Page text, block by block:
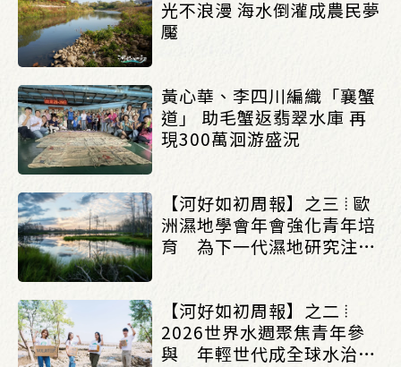
光不浪漫 海水倒灌成農民夢
魘
黃心華、李四川編織「襄蟹
道」 助毛蟹返翡翠水庫 再
現300萬洄游盛況
【河好如初周報】之三 ⦙ 歐
洲濕地學會年會強化青年培
育 為下一代濕地研究注入
【河好如初周報】之二 ⦙
2026世界水週聚焦青年參
與 年輕世代成全球水治理